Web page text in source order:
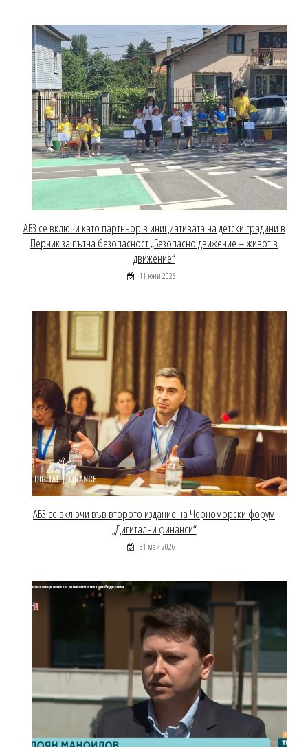
АБЗ се включи като партньор в инициативата на детски градини в
Перник за пътна безопасност „Безопасно движение – живот в
движение“
11 юни 2026
АБЗ се включи във второто издание на Черноморски форум
„Дигитални финанси“
31 май 2026